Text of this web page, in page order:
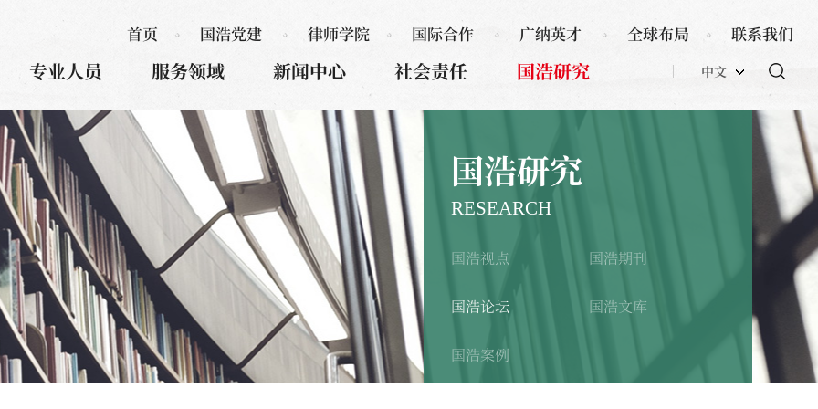
专业人员 服务领域 新闻中心 社会责任 国浩研究 中文
首页 国浩党建 律师学院 国际合作 广纳英才 全球布局 联系我们
国浩研究
RESEARCH
国浩视点 国浩期刊
国浩论坛 国浩文库
国浩案例